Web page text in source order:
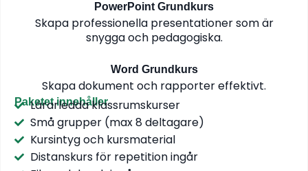
PowerPoint Grundkurs
Skapa professionella presentationer som är
snygga och pedagogiska.
Word Grundkurs
Skapa dokument och rapporter effektivt.
Paketet innehåller
Lärarledda klassrumskurser
Små grupper (max 8 deltagare)
Kursintyg och kursmaterial
Distanskurs för repetition ingår